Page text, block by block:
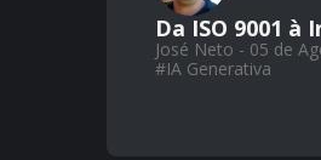
Da ISO 9001
José Neto - 05 de
#IA Generativa